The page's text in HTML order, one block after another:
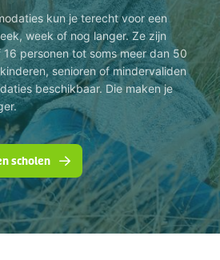
kun je terecht voor een
week of nog langer. Ze zijn
personen tot soms meer dan 50
senioren of mindervaliden
beschikbaar. Die maken je
scholen